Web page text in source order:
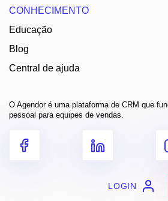
CONHECIMENTO
Educação
Blog
Central de ajuda
O Agendor é uma plataforma de CRM que
pessoal para equipes de vendas.
LOGIN